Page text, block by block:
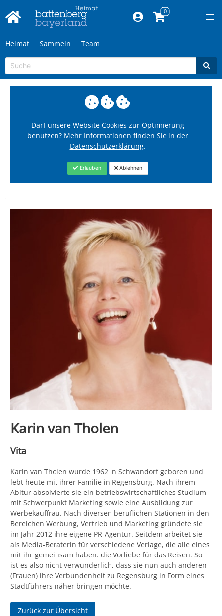
Heimat Sammeln Team
Darf unsere Website Cookies zur Optimierung
benutzen? Mehr Informationen finden Sie in der
Datenschutzerklärung.
Erlauben Ablehnen
Karin van Tholen
Vita
Karin van Tholen wurde 1962 in Schwandorf geboren und
lebt heute mit ihrer Familie in Regensburg. Nach ihrem
Abitur absolvierte sie ein betriebswirtschaftliches Studium
mit Schwerpunkt Marketing sowie eine Ausbildung zur
Werbekauffrau. Nach diversen beruflichen Stationen in den
Bereichen Werbung, Vertrieb und Marketing gründete sie
im Jahr 2012 ihre eigene PR-Agentur. Seitdem arbeitet sie
als Media-Beraterin für verschiedene Verlage, die alle eines
mit ihr gemeinsam haben: die Vorliebe für das Reisen. So
ist es also nicht verwunderlich, dass sie nun auch anderen
(Frauen) ihre Verbundenheit zu Regensburg in Form eines
Stadtführers näher bringen möchte.
Zurück zur Übersicht